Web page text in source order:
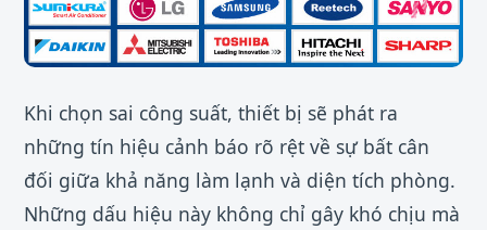
Khi chọn sai công suất, thiết bị sẽ phát ra
những tín hiệu cảnh báo rõ rệt về sự bất cân
đối giữa khả năng làm lạnh và diện tích phòng.
Những dấu hiệu này không chỉ gây khó chịu mà